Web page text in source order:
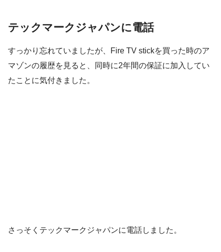
テックマークジャパンに電話
すっかり忘れていましたが、Fire TV stickを買った時のア
マゾンの履歴を見ると、同時に2年間の保証に加入してい
たことに気付きました。
さっそくテックマークジャパンに電話しました。